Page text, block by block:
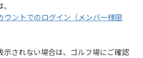
ウントでのログイン（メンバー様限
示されない場合は、ゴルフ場にご確認